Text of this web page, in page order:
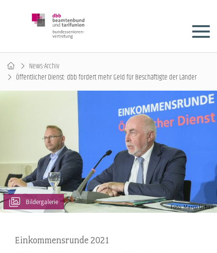
News-Archiv
Öffentlicher Dienst: dbb fordert mehr Geld für Beschäftigte der Länder
Bildergalerie
Einkommensrunde 2021